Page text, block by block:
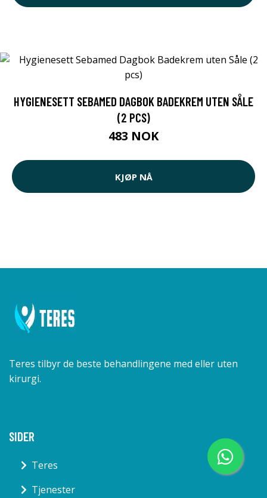
HYGIENESETT SEBAMED DAGBOK BADEKREM UTEN SÅLE
(2 PCS)
483 NOK
KJØP NÅ
Teres tilbyr de beste behandlingene med eller uten
kirurgi.
SIDER
Teres
Tjenester